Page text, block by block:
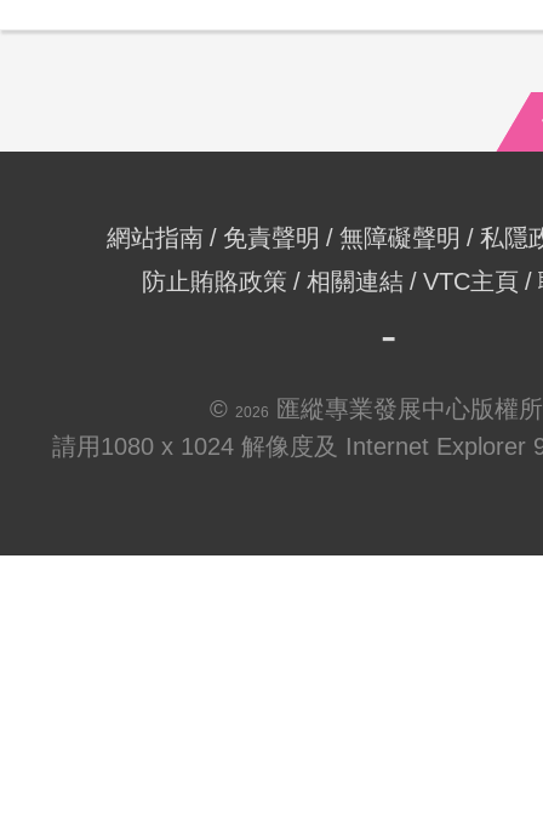
網站指南 免責聲明 無障礙聲明
私隱
防止賄賂政策
相關連結 VTC主頁
© 2026
匯縱專業發展中心版權
請用1080 x 1024 解像度及 Internet Explorer